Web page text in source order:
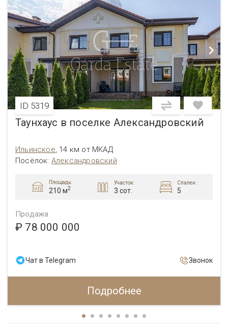
ID 5319
Таунхаус в поселке Александровский
Ильинское, 14 км от МКАД
Посёлок: Александровский
Площадь:
210 м2
Участок:
3 сот.
Спален:
5
Продажа
₽ 78 000 000
Чат в Telegram Звонок
Подробнее